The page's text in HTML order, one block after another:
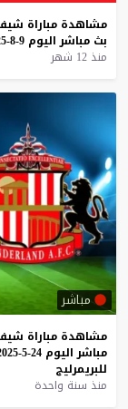
مشاهدة مباراة
بث مباشر اليوم 9-8-2025
منذ 12 شهر
مباشر
مشاهدة مباراة
مباشر اليوم 24-5-2025
للبريمرليج
منذ سنة واحدة